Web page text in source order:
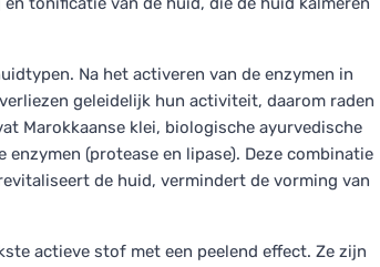
Na het activeren van de enzymen in
geleidelijk hun activiteit, daarom raden
Marokkaanse klei, biologische ayurvedische
(protease en lipase). Deze combinatie
de huid, vermindert de vorming van
actieve stof met een peelend effect. Ze zijn